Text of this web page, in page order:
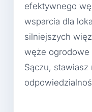
efektywnego
wsparcia dla
silniejszych
węże ogrodowe
Sączu, stawiasz